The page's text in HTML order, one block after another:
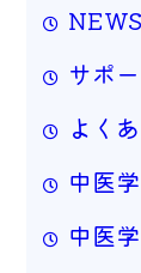
NEWS
サポ
よく
中医学
中医